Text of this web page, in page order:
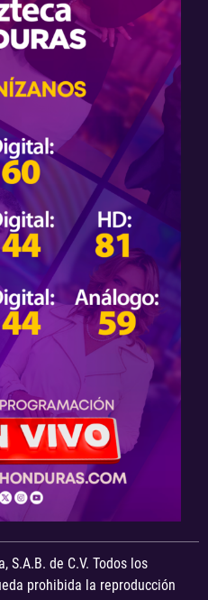
S.A.B. de C.V. Todos los
prohibida la reproducción